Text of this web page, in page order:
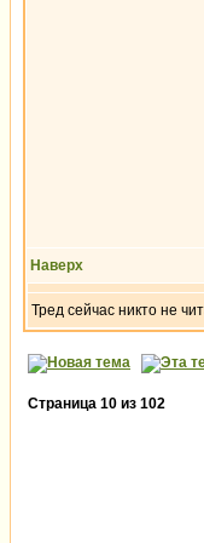
Наверх
Тред сейчас никто не
Страница 10 из 102